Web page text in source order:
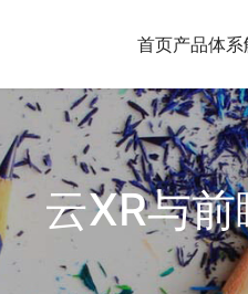
首页产品体系
云XR与